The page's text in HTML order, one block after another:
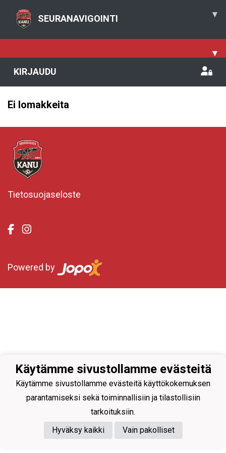
SEURANAVIGOINTI ▾
▾
KIRJAUDU
Ei lomakkeita
Tietosuojaseloste
Powered by
Käytämme sivustollamme evästeitä
Käytämme sivustollamme evästeitä käyttökokemuksen
parantamiseksi sekä toiminnallisiin ja tilastollisiin
tarkoituksiin.
Hyväksy kaikki
Vain pakolliset